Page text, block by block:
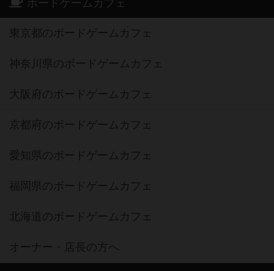
ボードゲームカフェ
東京都のボードゲームカフェ
神奈川県のボードゲームカフェ
大阪府のボードゲームカフェ
京都府のボードゲームカフェ
愛知県のボードゲームカフェ
福岡県のボードゲームカフェ
北海道のボードゲームカフェ
オーナー・店長の方へ